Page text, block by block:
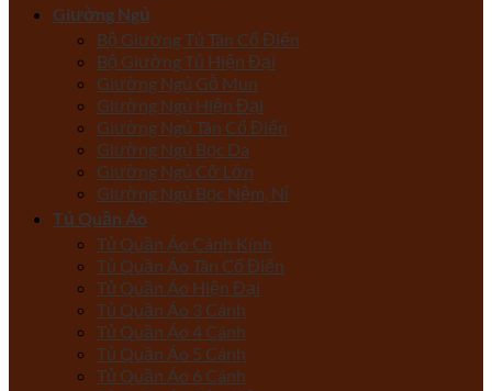
Giường Ngủ
Bộ Giường Tủ Tân Cổ Điển
Bộ Giường Tủ Hiện Đại
Giường Ngủ Gỗ Mun
Giường Ngủ Hiện Đại
Giường Ngủ Tân Cổ Điển
Giường Ngủ Bọc Da
Giường Ngủ Cỡ Lớn
Giường Ngủ Bọc Nệm, Nỉ
Tủ Quần Áo
Tủ Quần Áo Cánh Kính
Tủ Quần Áo Tân Cổ Điển
Tủ Quần Áo Hiện Đại
Tủ Quần Áo 3 Cánh
Tủ Quần Áo 4 Cánh
Tủ Quần Áo 5 Cánh
Tủ Quần Áo 6 Cánh